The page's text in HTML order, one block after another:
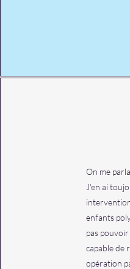
On me
J'en ai
enfants
pas
capable de
opération